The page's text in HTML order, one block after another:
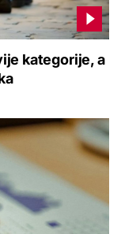
kategorije, a